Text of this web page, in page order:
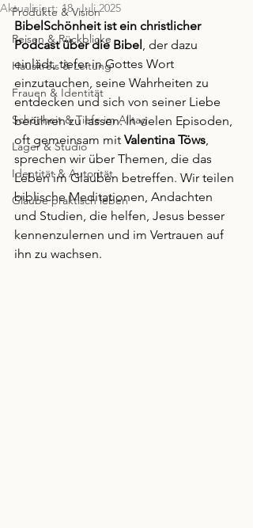
Produkte & Vision
Reisen & Rückblicke
Hauskreis & Leitung
Frauen & Identität
Schönheit & Tiefe im Alltag
Lager & Studio
Identität & Autorität
Glaube praktisch leben
Aktualisiert: 18. Juli 2025
BibelSchönheit ist ein christlicher
Podcast über die Bibel , der dazu
einlädt, tiefer in Gottes Wort
einzutauchen, seine Wahrheiten zu
entdecken und sich von seiner Liebe
berühren zu lassen. In vielen Episoden,
oft gemeinsam mit Valentina Töws,
sprechen wir über Themen, die das
Leben im Glauben betreffen. Wir teilen
biblische Meditationen, Andachten
und Studien, die helfen, Jesus besser
kennenzulernen und im Vertrauen auf
ihn zu wachsen.